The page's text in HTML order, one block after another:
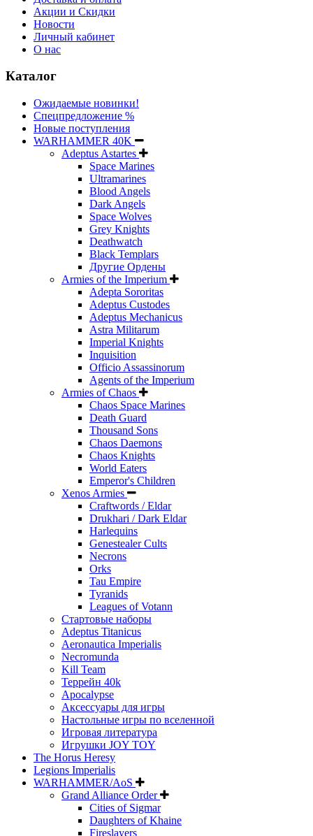
Акции и Скидки
Новости
Личный кабинет
О нас
Каталог
Ожидаемые новинки!
Спецпредложение %
Новые поступления
WARHAMMER 40K
Adeptus Astartes
Space Marines
Ultramarines
Blood Angels
Dark Angels
Space Wolves
Grey Knights
Deathwatch
Black Templars
Другие Ордены
Armies of the Imperium
Adepta Sororitas
Adeptus Custodes
Adeptus Mechanicus
Astra Militarum
Imperial Knights
Inquisition
Officio Assassinorum
Agents of the Imperium
Armies of Chaos
Chaos Space Marines
Death Guard
Thousand Sons
Chaos Daemons
Chaos Knights
World Eaters
Emperor's Children
Xenos Armies
Craftwords / Eldar
Drukhari / Dark Eldar
Harlequins
Genestealer Cults
Necrons
Orks
Tau Empire
Tyranids
Leagues of Votann
Стартовые наборы
Adeptus Titanicus
Aeronautica Imperialis
Necromunda
Kill Team
Террейн 40k
Apocalypse
Аксессуары для игры
Настольные игры по вселенной
Игровая литература
Игрушки JOY TOY
The Horus Heresy
Legions Imperialis
WARHAMMER/AoS
Grand Alliance Order
Cities of Sigmar
Daughters of Khaine
Fireslayers